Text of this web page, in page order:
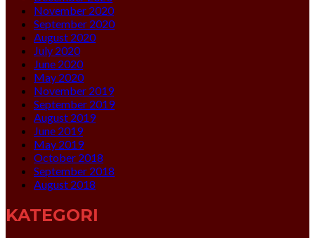
November 2020
September 2020
August 2020
July 2020
June 2020
May 2020
November 2019
September 2019
August 2019
June 2019
May 2019
October 2018
September 2018
August 2018
KATEGORI